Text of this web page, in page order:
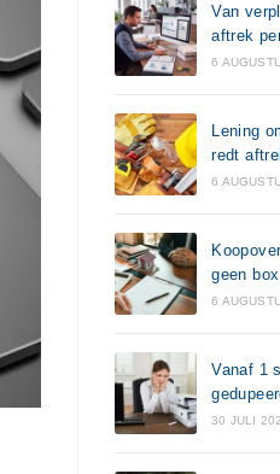
Van
aftrek
6
Lening
redt
6
geen
6
Vanaf 1
30 JULI